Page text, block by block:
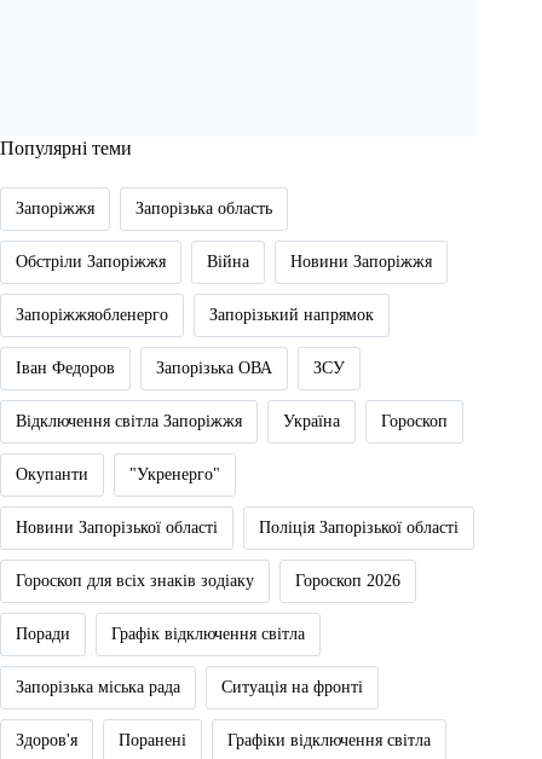
Популярні теми
Запоріжжя Запорізька область
Обстріли Запоріжжя Війна Новини Запоріжжя
Запоріжжяобленерго Запорізький напрямок
Іван Федоров Запорізька ОВА ЗСУ
Відключення світла Запоріжжя Україна Гороскоп
Окупанти "Укренерго"
Новини Запорізької області Поліція Запорізької області
Гороскоп для всіх знаків зодіаку Гороскоп 2026
Поради Графік відключення світла
Запорізька міська рада Ситуація на фронті
Здоров'я Поранені Графіки відключення світла